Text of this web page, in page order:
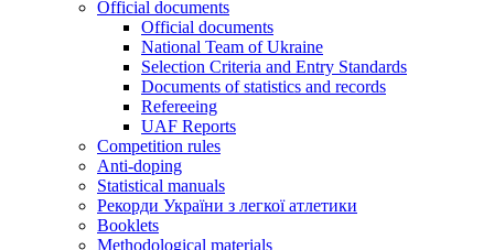
Official documents
Official documents
National Team of Ukraine
Selection Criteria and Entry Standards
Documents of statistics and records
Refereeing
UAF Reports
Competition rules
Anti-doping
Statistical manuals
Рекорди України з легкої атлетики
Booklets
Methodological materials